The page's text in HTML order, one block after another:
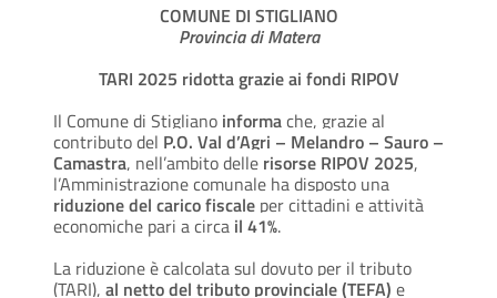
COMUNE DI STIGLIANO
Provincia di Matera
TARI 2025 ridotta grazie ai fondi RIPOV
Il Comune di Stigliano informache, grazie al
contributo del P.O. Val d’Agri – Melandro – Sauro –
Camastra, nell’ambito delle risorse RIPOV 2025,
l’Amministrazione comunale ha disposto una
riduzione del carico fiscale per cittadini e attività
economiche pari a circa il 41%.
La riduzione è calcolata sul dovuto per il tributo
(TARI), al netto del tributo provinciale (TEFA) e